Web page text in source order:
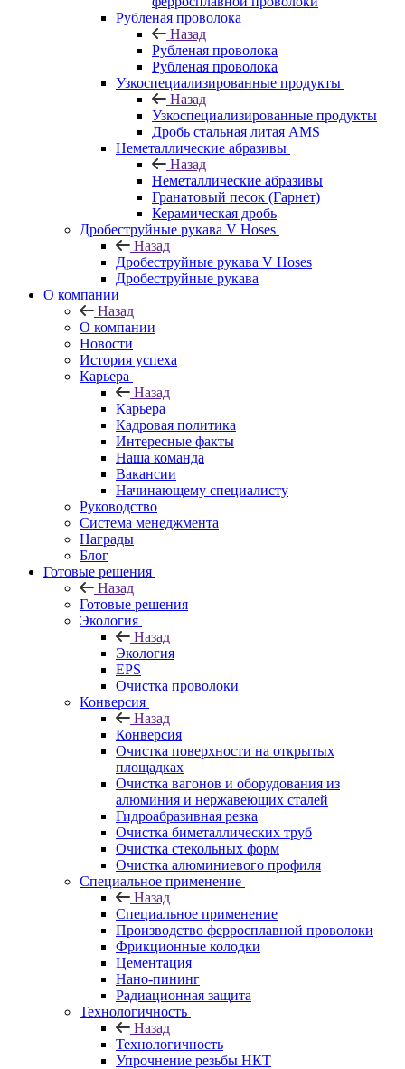
Рубленая проволока
Назад
Рубленая проволока
Рубленая проволока
Узкоспециализированные продукты
Назад
Узкоспециализированные продукты
Дробь стальная литая AMS
Неметаллические абразивы
Назад
Неметаллические абразивы
Гранатовый песок (Гарнет)
Керамическая дробь
Дробеструйные рукава V Hoses
Назад
Дробеструйные рукава V Hoses
Дробеструйные рукава
О компании
Назад
О компании
Новости
История успеха
Карьера
Назад
Карьера
Кадровая политика
Интересные факты
Наша команда
Вакансии
Начинающему специалисту
Руководство
Система менеджмента
Награды
Блог
Готовые решения
Назад
Готовые решения
Экология
Назад
Экология
EPS
Очистка проволоки
Конверсия
Назад
Конверсия
Очистка поверхности на открытых
площадках
Очистка вагонов и оборудования из
алюминия и нержавеющих сталей
Гидроабразивная резка
Очистка биметаллических труб
Очистка стекольных форм
Очистка алюминиевого профиля
Специальное применение
Назад
Специальное применение
Производство ферросплавной проволоки
Фрикционные колодки
Цементация
Нано-пининг
Радиационная защита
Технологичность
Назад
Технологичность
Упрочнение резьбы НКТ